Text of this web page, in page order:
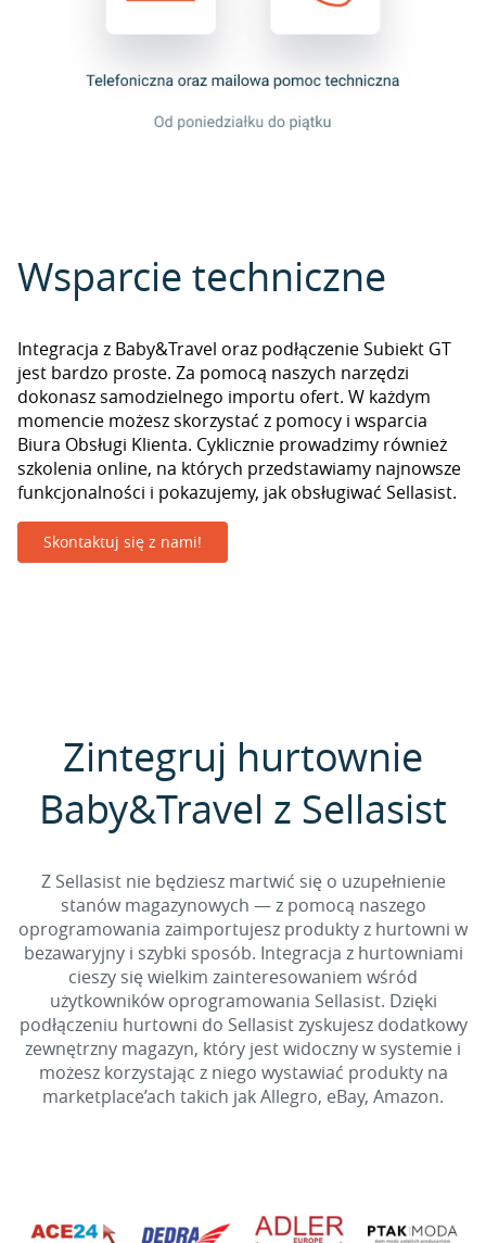
Wsparcie techniczne
Integracja z Baby&Travel oraz podłączenie Subiekt GT
jest bardzo proste. Za pomocą naszych narzędzi
dokonasz samodzielnego importu ofert. W każdym
momencie możesz skorzystać z pomocy i wsparcia
Biura Obsługi Klienta. Cyklicznie prowadzimy również
szkolenia online, na których przedstawiamy najnowsze
funkcjonalności i pokazujemy, jak obsługiwać Sellasist.
Skontaktuj się z nami!
Zintegruj hurtownie
Baby&Travel z Sellasist
Z Sellasist nie będziesz martwić się o uzupełnienie
stanów magazynowych — z pomocą naszego
oprogramowania zaimportujesz produkty z hurtowni w
bezawaryjny i szybki sposób. Integracja z hurtowniami
cieszy się wielkim zainteresowaniem wśród
użytkowników oprogramowania Sellasist. Dzięki
podłączeniu hurtowni do Sellasist zyskujesz dodatkowy
zewnętrzny magazyn, który jest widoczny w systemie i
możesz korzystając z niego wystawiać produkty na
marketplace’ach takich jak Allegro, eBay, Amazon.